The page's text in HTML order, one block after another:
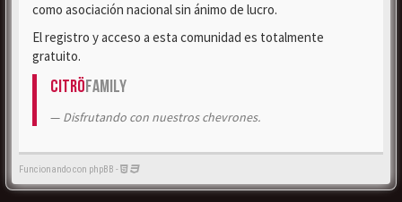
como asociación nacional sin ánimo de lucro.
El registro y acceso a esta comunidad es totalmente
gratuito.
CitröFamily
Disfrutando con nuestros chevrones.
Funcionando con phpBB -